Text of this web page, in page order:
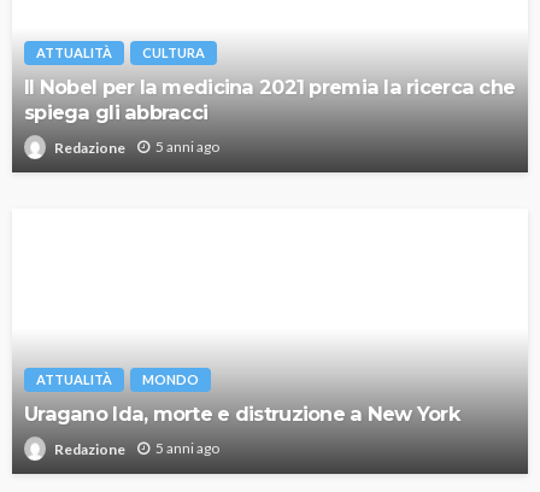
ATTUALITÀ CULTURA
Il Nobel per la medicina 2021 premia la ricerca che
spiega gli abbracci
Redazione 5 anni ago
ATTUALITÀ MONDO
Uragano Ida, morte e distruzione a New York
Redazione 5 anni ago